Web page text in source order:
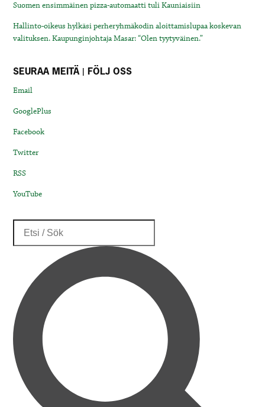
Suomen ensimmäinen pizza-automaatti tuli Kauniaisiin
Hallinto-oikeus hylkäsi perheryhmäkodin aloittamislupaa koskevan
valituksen. Kaupunginjohtaja Masar: “Olen tyytyväinen.”
SEURAA MEITÄ | FÖLJ OSS
Email
GooglePlus
Facebook
Twitter
RSS
YouTube